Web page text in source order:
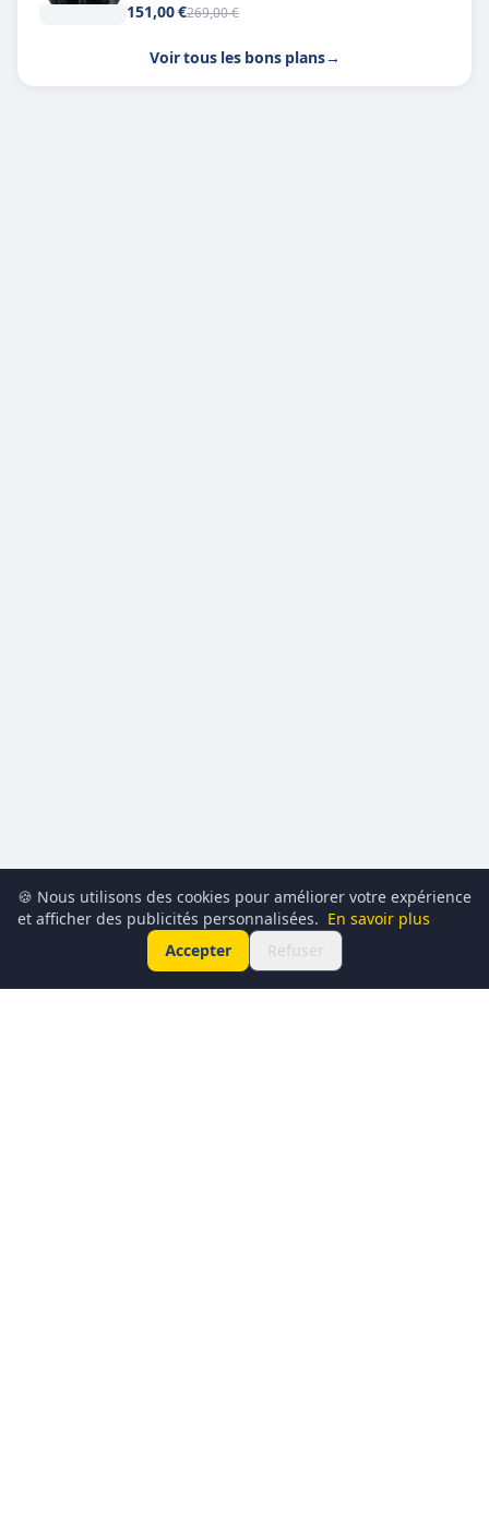
151,00 €269,00 €
Voir tous les bons plans→
🍪 Nous utilisons des cookies pour améliorer votre expérience
et afficher des publicités personnalisées. En savoir plus
Accepter
Refuser